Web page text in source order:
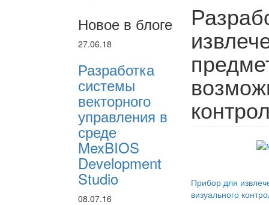
Новое в блоге
27.06.18
Разработка
системы
векторного
управления в
среде
MexBIOS
Development
Studio
08.07.16
Прибор для
визуального